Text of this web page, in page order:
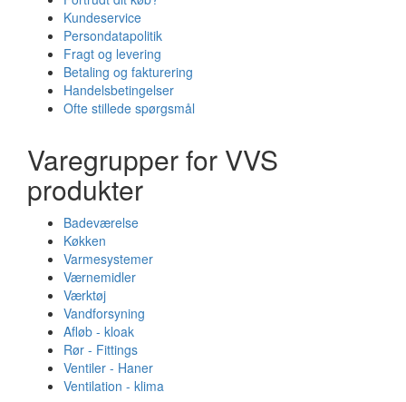
Kundeservice
Persondatapolitik
Fragt og levering
Betaling og fakturering
Handelsbetingelser
Ofte stillede spørgsmål
Varegrupper for VVS
produkter
Badeværelse
Køkken
Varmesystemer
Værnemidler
Værktøj
Vandforsyning
Afløb - kloak
Rør - Fittings
Ventiler - Haner
Ventilation - klima